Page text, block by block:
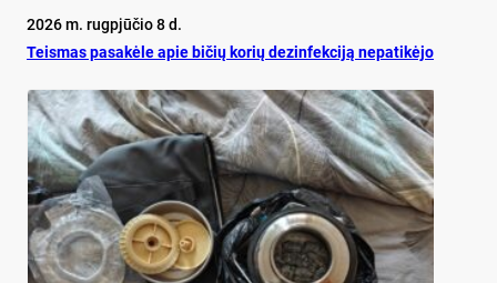
2026 m. rugpjūčio 8 d.
Teis­mas pa­sa­kė­le apie bi­čių ko­rių de­zin­fek­ci­ją ne­pa­ti­kė­jo